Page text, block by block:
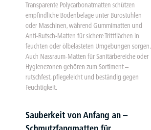
Transparente Polycarbonatmatten schützen
empfindliche Bodenbeläge unter Bürostühlen
oder Maschinen, während Gummimatten und
Anti-Rutsch-Matten für sichere Trittflächen in
feuchten oder ölbelasteten Umgebungen sorgen.
Auch Nassraum-Matten für Sanitärbereiche oder
Hygienezonen gehören zum Sortiment –
rutschfest, pflegeleicht und beständig gegen
Feuchtigkeit.
Sauberkeit von Anfang an –